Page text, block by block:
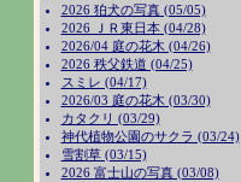
2026 狛犬の写真 (05/05)
2026 ＪＲ東日本 (04/28)
2026/04 庭の花木 (04/26)
2026 秩父鉄道 (04/25)
スミレ (04/17)
2026/03 庭の花木 (03/30)
カタクリ (03/29)
神代植物公園のサクラ (03/24)
雪割草 (03/15)
2026 富士山の写真 (03/08)